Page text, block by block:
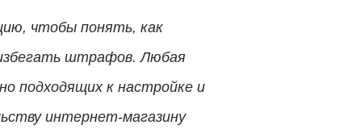
чтобы понять, как
штрафов. Любая
подходящих к настройке и
интернет-магазину